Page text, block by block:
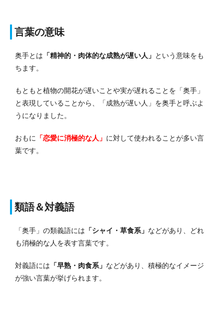
言葉の意味
奥手とは 「精神的・肉体的な成熟が遅い人」 という意味をも
ちます。
もともと植物の開花が遅いことや実が遅れることを「奥手」
と表現していることから、「成熟が遅い人」を奥手と呼ぶよ
うになりました。
おもに 「恋愛に消極的な人」 に対して使われることが多い言
葉です。
類語＆対義語
「奥手」の類義語には 「シャイ・草食系」 などがあり、どれ
も消極的な人を表す言葉です。
対義語には 「早熟・肉食系」 などがあり、積極的なイメージ
が強い言葉が挙げられます。